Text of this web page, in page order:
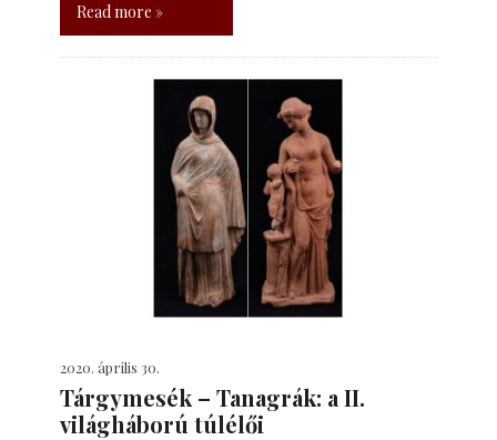
Read more »
2020. április 30.
Tárgymesék – Tanagrák: a II.
világháború túlélői